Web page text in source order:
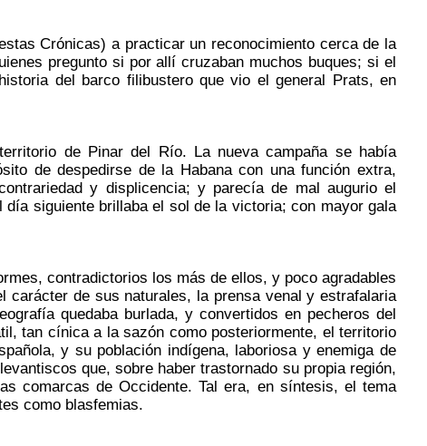
Crónicas) a practicar un reconocimiento cerca de la
pregunto si por allí cruzaban muchos buques; si el
del barco filibustero que vio el general Prats, en
de Pinar del Río. La nueva campaña se había
de despedirse de la Habana con una función extra,
y displicencia; y parecía de mal augurio el
siguiente brillaba el sol de la victoria; con mayor gala
contradictorios los más de ellos, y poco agradables
carácter de sus naturales, la prensa venal y estrafalaria
quedaba burlada, y convertidos en pecheros del
tan cínica a la sazón como posteriormente, el territorio
y su población indígena, laboriosa y enemiga de
que, sobre haber trastornado su propia región,
comarcas de Occidente. Tal era, en síntesis, el tema
como blasfemias.